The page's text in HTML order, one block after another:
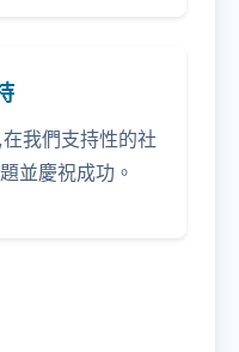
我們支持性的社
並慶祝成功。